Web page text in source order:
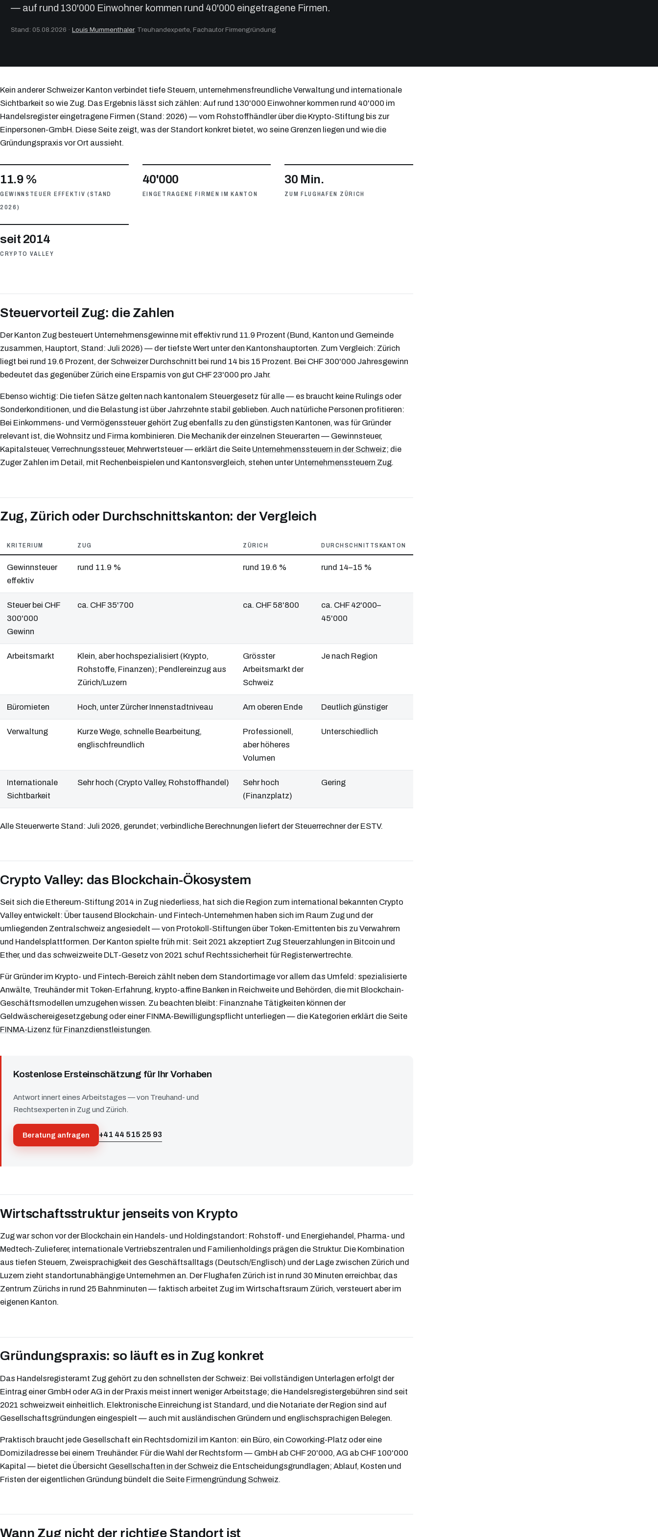
— auf rund 130'000 Einwohner kommen rund 40'000 eingetragene Firmen.
Stand: 05.08.2026 · Louis Mummenthaler, Treuhandexperte, Fachautor Firmengründung
Kein anderer Schweizer Kanton verbindet tiefe Steuern, unternehmensfreundliche Verwaltung und internationale
Sichtbarkeit so wie Zug. Das Ergebnis lässt sich zählen: Auf rund 130'000 Einwohner kommen rund 40'000 im
Handelsregister eingetragene Firmen (Stand: 2026) — vom Rohstoffhändler über die Krypto-Stiftung bis zur
Einpersonen-GmbH. Diese Seite zeigt, was der Standort konkret bietet, wo seine Grenzen liegen und wie die
Gründungspraxis vor Ort aussieht.
11.9 %
GEWINNSTEUER EFFEKTIV (STAND
2026)
40'000
EINGETRAGENE FIRMEN IM KANTON
30 Min.
ZUM FLUGHAFEN ZÜRICH
seit 2014
CRYPTO VALLEY
Steuervorteil Zug: die Zahlen
Der Kanton Zug besteuert Unternehmensgewinne mit effektiv rund 11.9 Prozent (Bund, Kanton und Gemeinde
zusammen, Hauptort, Stand: Juli 2026) — der tiefste Wert unter den Kantonshauptorten. Zum Vergleich: Zürich
liegt bei rund 19.6 Prozent, der Schweizer Durchschnitt bei rund 14 bis 15 Prozent. Bei CHF 300'000 Jahresgewinn
bedeutet das gegenüber Zürich eine Ersparnis von gut CHF 23'000 pro Jahr.
Ebenso wichtig: Die tiefen Sätze gelten nach kantonalem Steuergesetz für alle — es braucht keine Rulings oder
Sonderkonditionen, und die Belastung ist über Jahrzehnte stabil geblieben. Auch natürliche Personen profitieren:
Bei Einkommens- und Vermögenssteuer gehört Zug ebenfalls zu den günstigsten Kantonen, was für Gründer
relevant ist, die Wohnsitz und Firma kombinieren. Die Mechanik der einzelnen Steuerarten — Gewinnsteuer,
Kapitalsteuer, Verrechnungssteuer, Mehrwertsteuer — erklärt die Seite Unternehmenssteuern in der Schweiz; die
Zuger Zahlen im Detail, mit Rechenbeispielen und Kantonsvergleich, stehen unterUnternehmenssteuern Zug.
Zug, Zürich oder Durchschnittskanton: der Vergleich
KRITERIUM ZUG ZÜRICH DURCHSCHNITTSKANTON
Gewinnsteuer
effektiv
rund 11.9 % rund 19.6 % rund 14–15 %
Steuer bei CHF
300'000
Gewinn
ca. CHF 35'700 ca. CHF 58'800
ca. CHF 42'000–
45'000
Arbeitsmarkt
Klein, aber hochspezialisiert (Krypto,
Rohstoffe, Finanzen); Pendlereinzug aus
Zürich/Luzern
Grösster
Arbeitsmarkt der
Schweiz
Je nach Region
Büromieten Hoch, unter Zürcher Innenstadtniveau Am oberen Ende Deutlich günstiger
Verwaltung
Kurze Wege, schnelle Bearbeitung,
englischfreundlich
Professionell,
aber höheres
Volumen
Unterschiedlich
Internationale
Sichtbarkeit
Sehr hoch (Crypto Valley, Rohstoffhandel)
Sehr hoch
(Finanzplatz)
Gering
Alle Steuerwerte Stand: Juli 2026, gerundet; verbindliche Berechnungen liefert der Steuerrechner der ESTV.
Crypto Valley: das Blockchain-Ökosystem
Seit sich die Ethereum-Stiftung 2014 in Zug niederliess, hat sich die Region zum international bekannten Crypto
Valley entwickelt: Über tausend Blockchain- und Fintech-Unternehmen haben sich im Raum Zug und der
umliegenden Zentralschweiz angesiedelt — von Protokoll-Stiftungen über Token-Emittenten bis zu Verwahrern
und Handelsplattformen. Der Kanton spielte früh mit: Seit 2021 akzeptiert Zug Steuerzahlungen in Bitcoin und
Ether, und das schweizweite DLT-Gesetz von 2021 schuf Rechtssicherheit für Registerwertrechte.
Für Gründer im Krypto- und Fintech-Bereich zählt neben dem Standortimage vor allem das Umfeld: spezialisierte
Anwälte, Treuhänder mit Token-Erfahrung, krypto-affine Banken in Reichweite und Behörden, die mit Blockchain-
Geschäftsmodellen umzugehen wissen. Zu beachten bleibt: Finanznahe Tätigkeiten können der
Geldwäschereigesetzgebung oder einer FINMA-Bewilligungspflicht unterliegen — die Kategorien erklärt die Seite
FINMA-Lizenz für Finanzdienstleistungen.
Kostenlose Ersteinschätzung für Ihr Vorhaben
Antwort innert eines Arbeitstages — von Treuhand- und
Rechtsexperten in Zug und Zürich.
Beratung anfragen +41 44 515 25 93
Wirtschaftsstruktur jenseits von Krypto
Zug war schon vor der Blockchain ein Handels- und Holdingstandort: Rohstoff- und Energiehandel, Pharma- und
Medtech-Zulieferer, internationale Vertriebszentralen und Familienholdings prägen die Struktur. Die Kombination
aus tiefen Steuern, Zweisprachigkeit des Geschäftsalltags (Deutsch/Englisch) und der Lage zwischen Zürich und
Luzern zieht standortunabhängige Unternehmen an. Der Flughafen Zürich ist in rund 30 Minuten erreichbar, das
Zentrum Zürichs in rund 25 Bahnminuten — faktisch arbeitet Zug im Wirtschaftsraum Zürich, versteuert aber im
eigenen Kanton.
Gründungspraxis: so läuft es in Zug konkret
Das Handelsregisteramt Zug gehört zu den schnellsten der Schweiz: Bei vollständigen Unterlagen erfolgt der
Eintrag einer GmbH oder AG in der Praxis meist innert weniger Arbeitstage; die Handelsregistergebühren sind seit
2021 schweizweit einheitlich. Elektronische Einreichung ist Standard, und die Notariate der Region sind auf
Gesellschaftsgründungen eingespielt — auch mit ausländischen Gründern und englischsprachigen Belegen.
Praktisch braucht jede Gesellschaft ein Rechtsdomizil im Kanton: ein Büro, ein Coworking-Platz oder eine
Domiziladresse bei einem Treuhänder. Für die Wahl der Rechtsform — GmbH ab CHF 20'000, AG ab CHF 100'000
Kapital — bietet die Übersicht Gesellschaften in der Schweiz die Entscheidungsgrundlagen; Ablauf, Kosten und
Fristen der eigentlichen Gründung bündelt die Seite Firmengründung Schweiz.
Wann Zug nicht der richtige Standort ist